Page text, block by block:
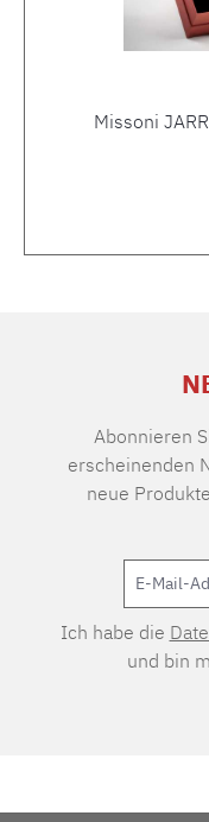
Missoni
Abonnieren
erscheinenden
neue
Ich habe die
und bin